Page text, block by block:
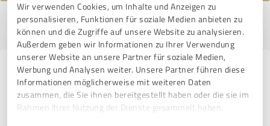
Wir verwenden Cookies, um Inhalte und Anzeigen zu
personalisieren, Funktionen für soziale Medien anbieten zu
können und die Zugriffe auf unsere Website zu analysieren.
Außerdem geben wir Informationen zu Ihrer Verwendung
unserer Website an unsere Partner für soziale Medien,
Werbung und Analysen weiter. Unsere Partner führen diese
Informationen möglicherweise mit weiteren Daten
zusammen, die Sie ihnen bereitgestellt haben oder die sie im
Rahmen Ihrer Nutzung der Dienste gesammelt haben.
Profil aktiv seit 09.05.2017 |Letzte Aktualisierung: 06.08.2026|Profil
melden
Erfahrungen zu weiteren
Anbietern aus dem Bereich Jagd- &
Schießsport